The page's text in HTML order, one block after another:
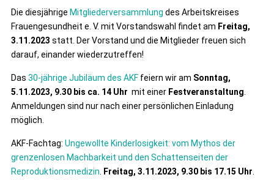
Die diesjährige Mitgliederversammlung des Arbeitskreises
Frauengesundheit e. V. mit Vorstandswahl findet am Freitag,
3.11.2023 statt. Der Vorstand und die Mitglieder freuen sich
darauf, einander wiederzutreffen!
Das 30-jährige Jubiläum des AKF feiern wir am Sonntag,
5.11.2023, 9.30 bis ca. 14 Uhr mit einer Festveranstaltung
Anmeldungen sind nur nach einer persönlichen Einladung
möglich.
AKF-Fachtag: Ungewollte Kinderlosigkeit: vom Mythos der
grenzenlosen Machbarkeit und den Schattenseiten der
Reproduktionsmedizin
Freitag, 3.11.2023, 9.30 bis 17.15 Uhr